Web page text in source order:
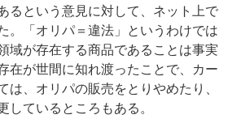
るという意見に対して、ネット上で
。「オリパ＝違法」というわけでは
域が存在する商品であることは事実
在が世間に知れ渡ったことで、カー
は、オリパの販売をとりやめたり、
しているところもある。